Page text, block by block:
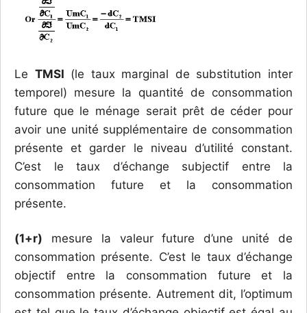
Le TMSI (le taux marginal de substitution inter
temporel) mesure la quantité de consommation
future que le ménage serait prêt de céder pour
avoir une unité supplémentaire de consommation
présente et garder le niveau d’utilité constant.
C’est le taux d’échange subjectif entre la
consommation future et la consommation
présente.
(1+r) mesure la valeur future d’une unité de
consommation présente. C’est le taux d’échange
objectif entre la consommation future et la
consommation présente. Autrement dit, l’optimum